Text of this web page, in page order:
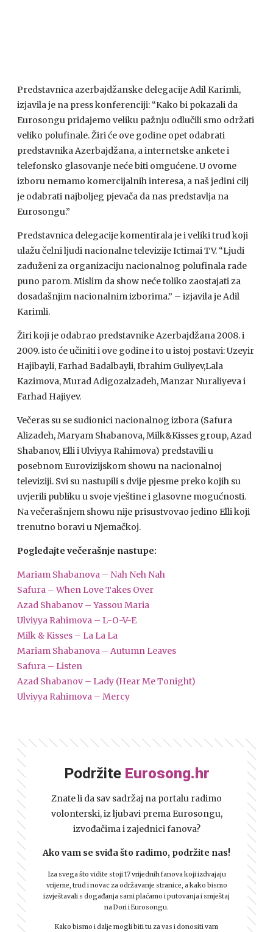
Predstavnica azerbajdžanske delegacije Adil Karimli,
izjavila je na press konferenciji: “Kako bi pokazali da
Eurosongu pridajemo veliku pažnju odlučili smo održati
veliko polufinale. Žiri će ove godine opet odabrati
predstavnika Azerbajdžana, a internetske ankete i
telefonsko glasovanje neće biti omgućene. U ovome
izboru nemamo komercijalnih interesa, a naš jedini cilj
je odabrati najboljeg pjevača da nas predstavlja na
Eurosongu.”
Predstavnica delegacije komentirala je i veliki trud koji
ulažu čelni ljudi nacionalne televizije Ictimai TV. “Ljudi
zaduženi za organizaciju nacionalnog polufinala rade
puno parom. Mislim da show neće toliko zaostajati za
dosadašnjim nacionalnim izborima.” – izjavila je Adil
Karimli.
Žiri koji je odabrao predstavnike Azerbajdžana 2008. i
2009. isto će učiniti i ove godine i to u istoj postavi: Uzeyir
Hajibayli, Farhad Badalbayli, Ibrahim Guliyev,Lala
Kazimova, Murad Adigozalzadeh, Manzar Nuraliyeva i
Farhad Hajiyev.
Večeras su se sudionici nacionalnog izbora (Safura
Alizadeh, Maryam Shabanova, Milk&Kisses group, Azad
Shabanov, Elli i Ulviyya Rahimova) predstavili u
posebnom Eurovizijskom showu na nacionalnoj
televiziji. Svi su nastupili s dvije pjesme preko kojih su
uvjerili publiku u svoje vještine i glasovne mogućnosti.
Na večerašnjem showu nije prisustvovao jedino Elli koji
trenutno boravi u Njemačkoj.
Pogledajte večerašnje nastupe:
Mariam Shabanova – Nah Neh Nah
Safura – When Love Takes Over
Azad Shabanov – Yassou Maria
Ulviyya Rahimova – L-O-V-E
Milk & Kisses – La La La
Mariam Shabanova – Autumn Leaves
Safura – Listen
Azad Shabanov – Lady (Hear Me Tonight)
Ulviyya Rahimova – Mercy
Podržite Eurosong.hr
Znate li da sav sadržaj na portalu radimo
volonterski, iz ljubavi prema Eurosongu,
izvođačima i zajednici fanova?
Ako vam se sviđa što radimo, podržite nas!
Iza svega što vidite stoji 17 vrijednih fanova koji izdvajaju
vrijeme, trud i novac za održavanje stranice, a kako bismo
izvještavali s događanja sami plaćamo i putovanja i smještaj
na Dori i Eurosongu.
Kako bismo i dalje mogli biti tu za vas i donositi vam